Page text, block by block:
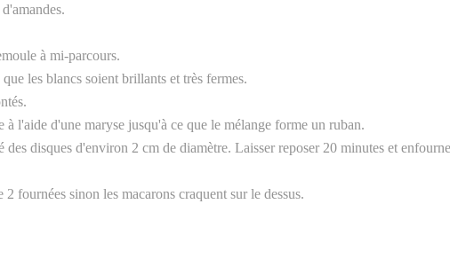
à mi-parcours.
les blancs soient brillants et très fermes.
à l'aide d'une maryse jusqu'à ce que le mélange forme un ruban.
disques d'environ 2 cm de diamètre. Laisser reposer 20 minutes et
fournées sinon les macarons craquent sur le dessus.